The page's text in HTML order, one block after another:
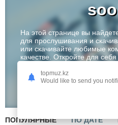
На этой странице вы
для прослушивания и
или скачивайте любимые
качестве. Откройте для
Слушать
ПОПУЛЯРНЫЕ ПО ДАТЕ
topmuz.kz
Would like to send you